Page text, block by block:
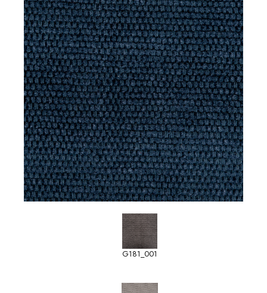
G181_001